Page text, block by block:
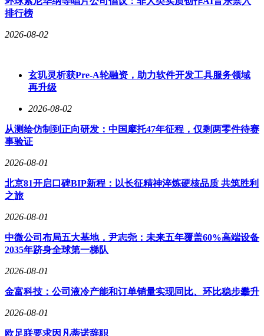
排行榜
2026-08-02
玄玑灵析获Pre-A轮融资，助力软件开发工具服务领域
再升级
2026-08-02
从测绘仿制到正向研发：中国摩托47年征程，仅剩两零件待赛
事验证
2026-08-01
北京81开启口碑BIP新程：以长征精神淬炼硬核品质 共筑胜利
之旅
2026-08-01
中微公司布局五大基地，尹志尧：未来五年覆盖60%高端设备
2035年跻身全球第一梯队
2026-08-01
金富科技：公司液冷产能和订单销量实现同比、环比稳步攀升
2026-08-01
欧足联要求因凡蒂诺辞职